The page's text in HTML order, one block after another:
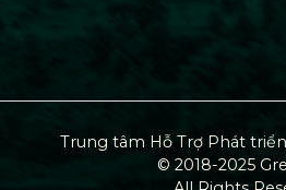
Trung tâm Hỗ Trợ Phát
© 2018-2025